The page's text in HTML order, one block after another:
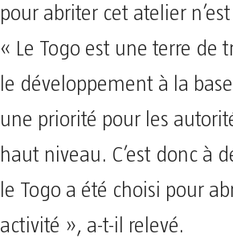
pour abriter cet atelier
« Le Togo est une terre de
le développement à la
une priorité pour les
haut niveau. C’est donc à
le Togo a été choisi pour
activité », a-t-il relevé.